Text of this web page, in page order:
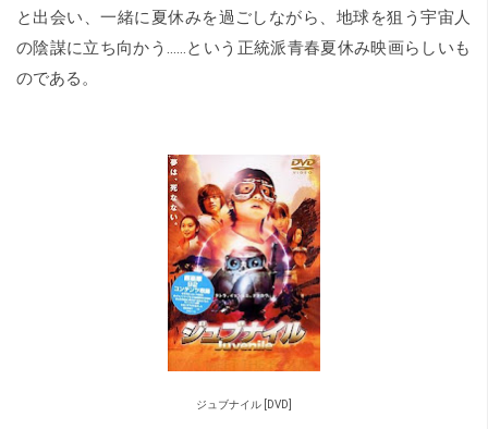
と出会い、一緒に夏休みを過ごしながら、地球を狙う宇宙人
の陰謀に立ち向かう……という正統派青春夏休み映画らしいも
のである。
ジュブナイル [DVD]